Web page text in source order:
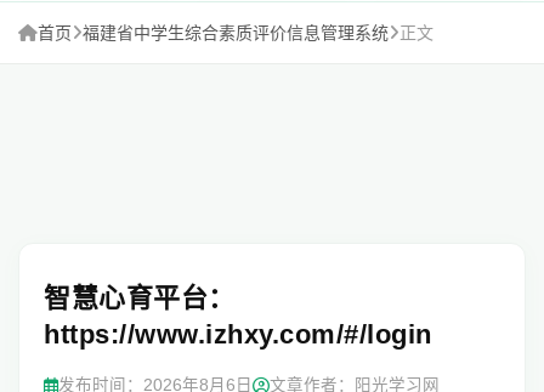
首页 福建省中学生综合素质评价信息管理系统 正文
智慧心育平台：
https://www.izhxy.com/#/login
发布时间： 2026年8月6日
文章作者：阳光学习网